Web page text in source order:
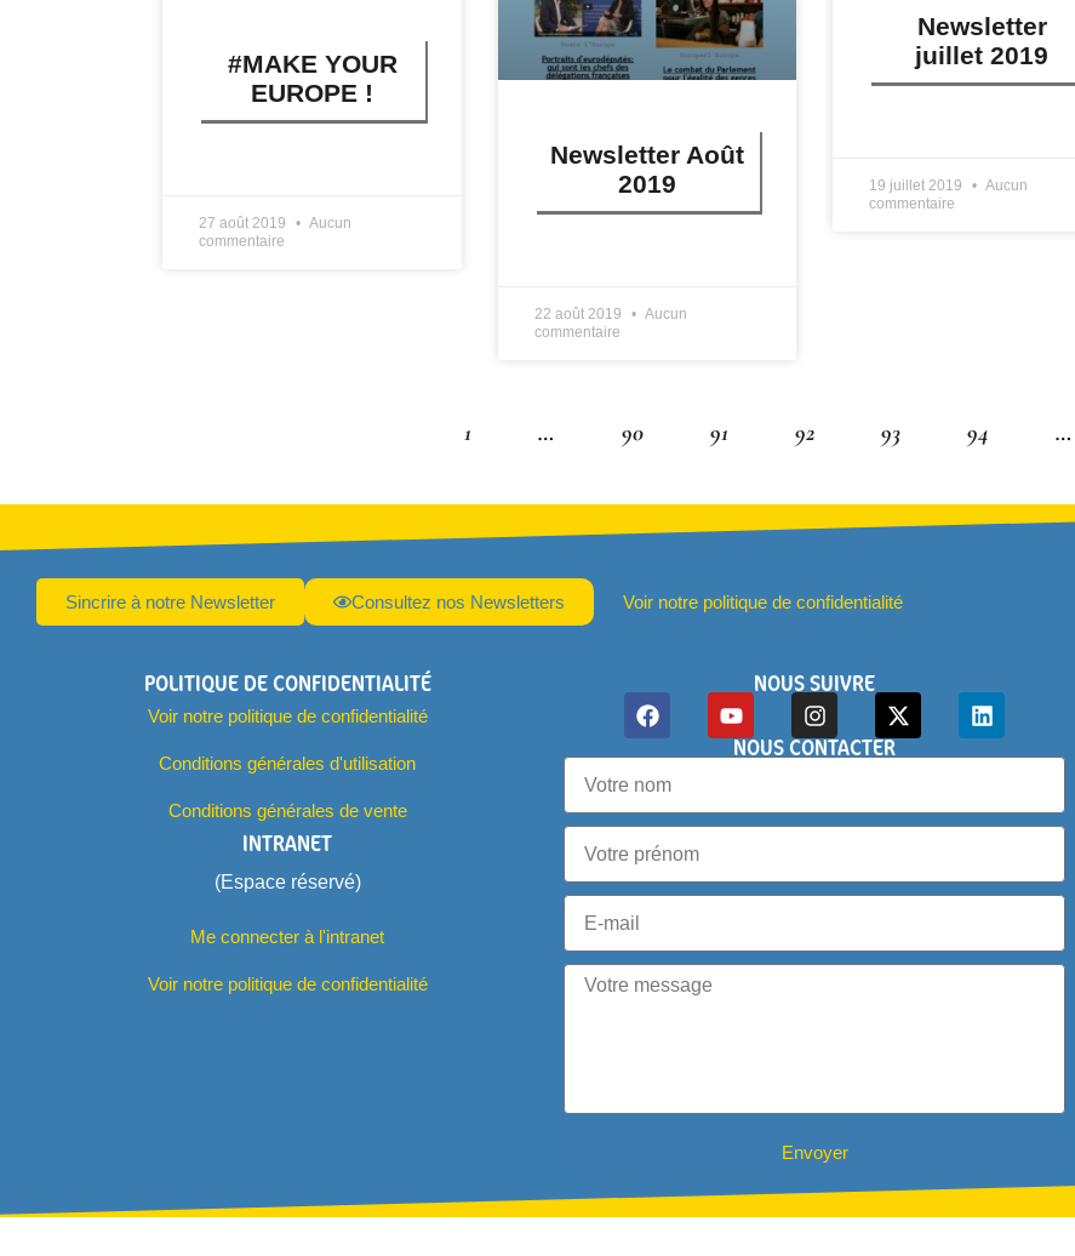
#MAKE YOUR
EUROPE !
27 août 2019
Aucun
commentaire
Newsletter Août
2019
22 août 2019
Aucun
commentaire
Newsletter
juillet 2019
19 juillet 2019
Aucun
commentaire
1 … 90 91 92 93 94 …
Sincrire à notre Newsletter Consultez nos Newsletters Voir notre politique de confidentialité
POLITIQUE DE CONFIDENTIALITÉ
Voir notre politique de confidentialité
Conditions générales d'utilisation
Conditions générales de vente
INTRANET
(Espace réservé)
Me connecter à l'intranet
Voir notre politique de confidentialité
NOUS SUIVRE
NOUS CONTACTER
Envoyer